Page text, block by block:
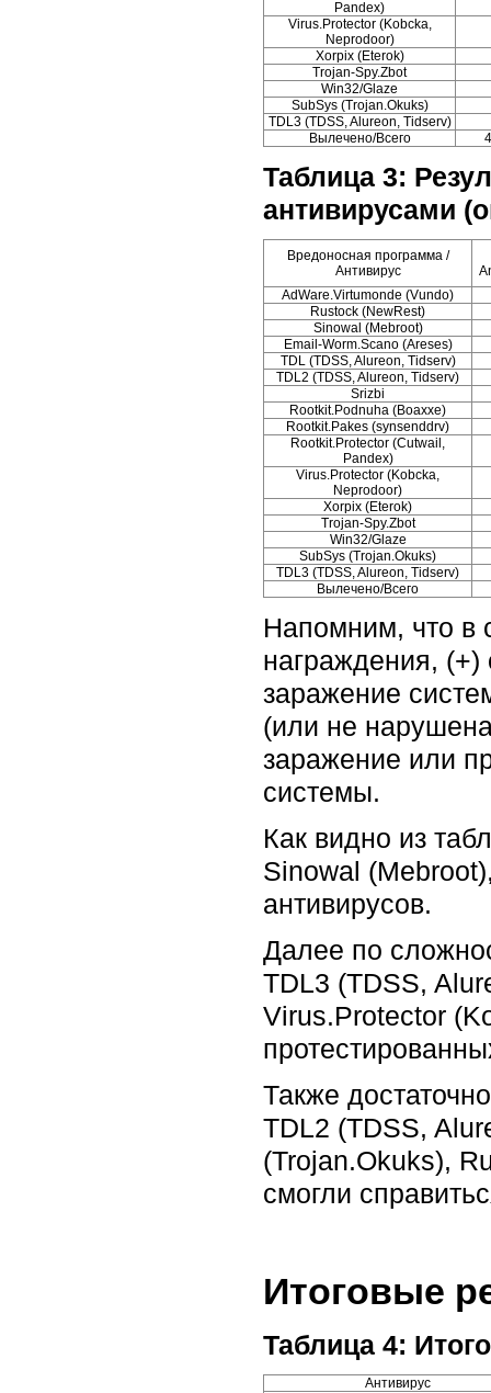
Pandex)
Virus.Protector (Kobcka,
Neprodoor)
Xorpix (Eterok)
Trojan-Spy.Zbot
Win32/Glaze
SubSys (Trojan.Okuks)
TDL3 (TDSS, Alureon, Tidserv)
Вылечено/Всего
Таблица 3:
антивирусами
Вредоносная программа /
Антивирус
AdWare.Virtumonde (Vundo)
Rustock (NewRest)
Sinowal (Mebroot)
Email-Worm.Scano (Areses)
TDL (TDSS, Alureon, Tidserv)
TDL2 (TDSS, Alureon, Tidserv)
Srizbi
Rootkit.Podnuha (Boaxxe)
Rootkit.Pakes (synsenddrv)
Rootkit.Protector (Cutwail,
Pandex)
Virus.Protector (Kobcka,
Neprodoor)
Xorpix (Eterok)
Trojan-Spy.Zbot
Win32/Glaze
SubSys (Trojan.Okuks)
TDL3 (TDSS, Alureon, Tidserv)
Вылечено/Всего
Напомним, что в
награждения, (+)
заражение
(или не
заражение или
системы.
Как видно из
Sinowal
антивирусов.
Далее по
TDL3 (TDSS,
Virus.Protector
Также
TDL2 (TDSS,
(Trojan.Okuks),
смогли
Итоговые
Таблица 4:
Антивирус